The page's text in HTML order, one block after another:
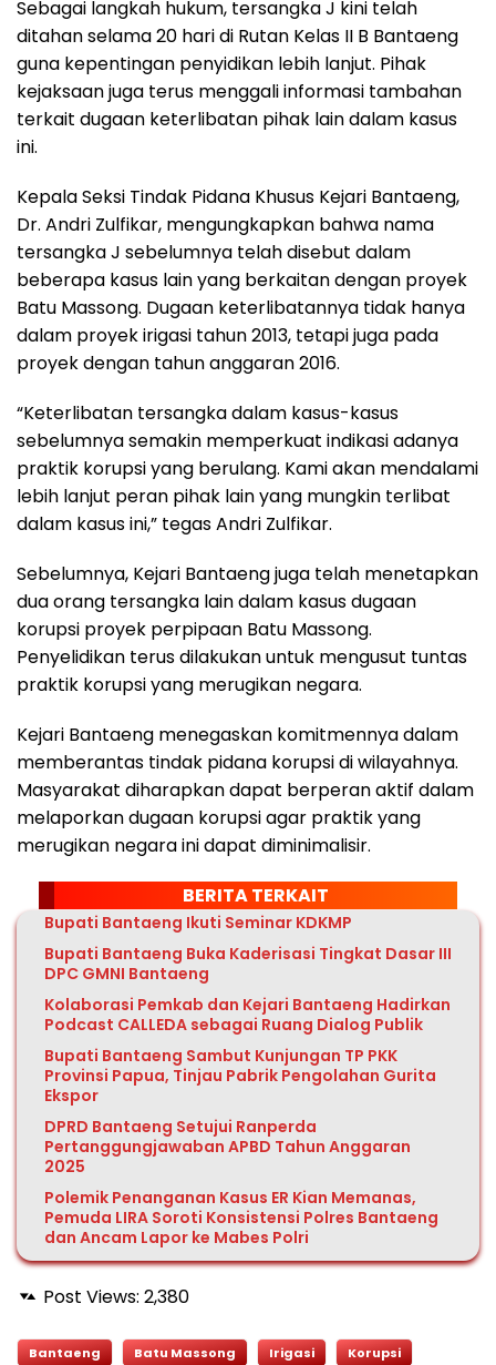
Sebagai langkah hukum, tersangka J kini telah
ditahan selama 20 hari di Rutan Kelas II B Bantaeng
guna kepentingan penyidikan lebih lanjut. Pihak
kejaksaan juga terus menggali informasi tambahan
terkait dugaan keterlibatan pihak lain dalam kasus
ini.
Kepala Seksi Tindak Pidana Khusus Kejari Bantaeng,
Dr. Andri Zulfikar, mengungkapkan bahwa nama
tersangka J sebelumnya telah disebut dalam
beberapa kasus lain yang berkaitan dengan proyek
Batu Massong. Dugaan keterlibatannya tidak hanya
dalam proyek irigasi tahun 2013, tetapi juga pada
proyek dengan tahun anggaran 2016.
“Keterlibatan tersangka dalam kasus-kasus
sebelumnya semakin memperkuat indikasi adanya
praktik korupsi yang berulang. Kami akan mendalami
lebih lanjut peran pihak lain yang mungkin terlibat
dalam kasus ini,” tegas Andri Zulfikar.
Sebelumnya, Kejari Bantaeng juga telah menetapkan
dua orang tersangka lain dalam kasus dugaan
korupsi proyek perpipaan Batu Massong.
Penyelidikan terus dilakukan untuk mengusut tuntas
praktik korupsi yang merugikan negara.
Kejari Bantaeng menegaskan komitmennya dalam
memberantas tindak pidana korupsi di wilayahnya.
Masyarakat diharapkan dapat berperan aktif dalam
melaporkan dugaan korupsi agar praktik yang
merugikan negara ini dapat diminimalisir.
BERITA TERKAIT
Bupati Bantaeng Ikuti Seminar KDKMP
Bupati Bantaeng Buka Kaderisasi Tingkat Dasar III
DPC GMNI Bantaeng
Kolaborasi Pemkab dan Kejari Bantaeng Hadirkan
Podcast CALLEDA sebagai Ruang Dialog Publik
Bupati Bantaeng Sambut Kunjungan TP PKK
Provinsi Papua, Tinjau Pabrik Pengolahan Gurita
Ekspor
DPRD Bantaeng Setujui Ranperda
Pertanggungjawaban APBD Tahun Anggaran
2025
Polemik Penanganan Kasus ER Kian Memanas,
Pemuda LIRA Soroti Konsistensi Polres Bantaeng
dan Ancam Lapor ke Mabes Polri
Post Views: 2,380
Bantaeng Batu Massong Irigasi Korupsi